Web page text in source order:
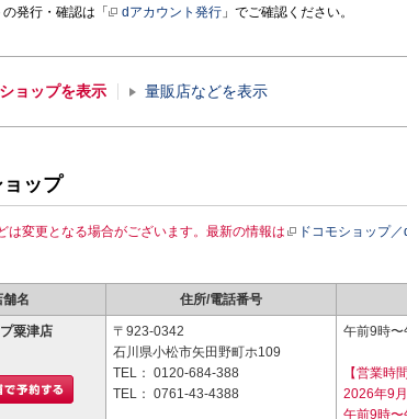
発行・確認は「
dアカウント発行 」でご確認ください。
ョップを表示 量販店などを表示
ョップ
は変更となる場合がございます。最新の情報は ドコモショップ
舗名 住所/電話番号
粟津店
〒923-0342
石川県小松市矢田野町ホ109
TEL： 0120-684-388
TEL： 0761-43-4388
午前9時〜
【営業時
2026年9
午前9時〜